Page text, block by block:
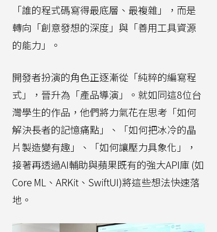
「誰的程式碼寫得最底層、最複雜」，而是
轉向「創意發想的深度」與「善用工具資源
的能力」。
開發者扮演的角色正逐漸從「純粹的編寫程
式」，晉升為「產品導演」。就如同這8位台
灣學生的作品，他們將力氣花在思考「如何
解決長者的記憶痛點」、「如何把冰冷的晶
片製造變有趣」、「如何讓壓力具象化」，
接著再透過AI輔助與蘋果既有的強大API庫 (如
Core ML、ARKit、SwiftUI)將這些想法快速落
地。